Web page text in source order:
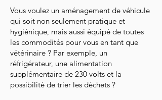
Vous voulez un aménagement de véhicule
qui soit non seulement pratique et
hygiénique, mais aussi équipé de toutes
les commodités pour vous en tant que
vétérinaire ? Par exemple, un
réfrigérateur, une alimentation
supplémentaire de 230 volts et la
possibilité de trier les déchets ?